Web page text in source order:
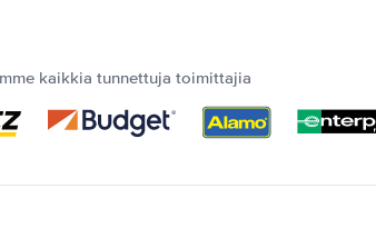
kaikkia tunnettuja toimittajia